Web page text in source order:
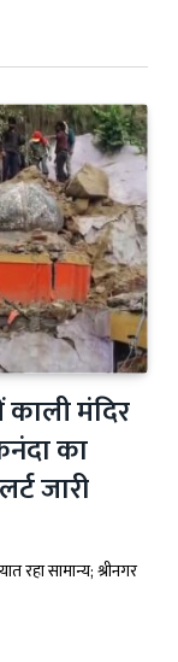
काली मंदिर
का
जारी
रहा सामान्य; श्रीनगर